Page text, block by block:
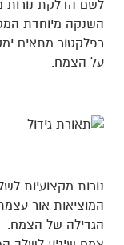
לשם הדלקת נורות
השנקה מיוחדת
רפלקטור מתאים
על הצמח.
המוציאות אור
הגדילה של הצמח.